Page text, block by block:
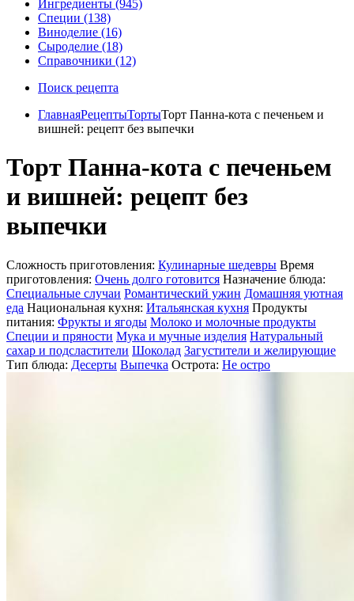
Ингредиенты (945)
Специи (138)
Виноделие (16)
Сыроделие (18)
Справочники (12)
Поиск рецепта
ГлавнаяРецептыТортыТорт Панна-кота с печеньем и
вишней: рецепт без выпечки
Торт Панна-кота с печеньем
и вишней: рецепт без
выпечки
Сложность приготовления: Кулинарные шедевры Время
приготовления: Очень долго готовится Назначение блюда:
Специальные случаи Романтический ужин Домашняя уютная
еда Национальная кухня: Итальянская кухня Продукты
питания: Фрукты и ягоды Молоко и молочные продукты
Специи и пряности Мука и мучные изделия Натуральный
сахар и подсластители Шоколад Загустители и желирующие
Тип блюда: Десерты Выпечка Острота: Не остро